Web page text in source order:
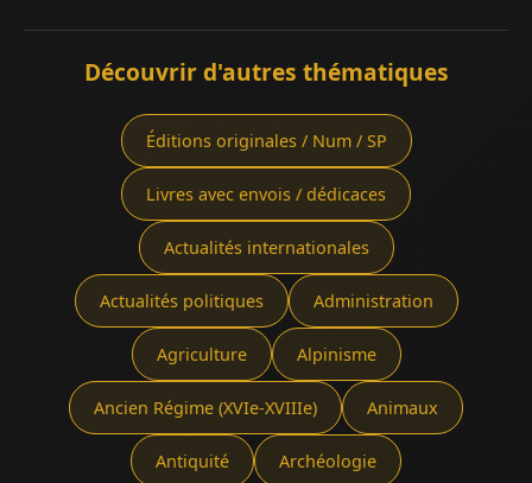
Découvrir d'autres thématiques
Éditions originales / Num / SP
Livres avec envois / dédicaces
Actualités internationales
Actualités politiques Administration
Agriculture Alpinisme
Ancien Régime (XVIe-XVIIIe) Animaux
Antiquité Archéologie